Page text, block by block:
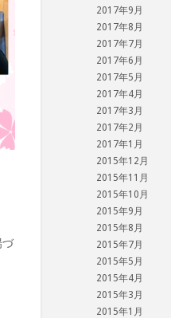
づ
2017年9月
2017年8月
2017年7月
2017年6月
2017年5月
2017年4月
2017年3月
2017年2月
2017年1月
2015年12月
2015年11月
2015年10月
2015年9月
2015年8月
2015年7月
2015年5月
2015年4月
2015年3月
2015年1月